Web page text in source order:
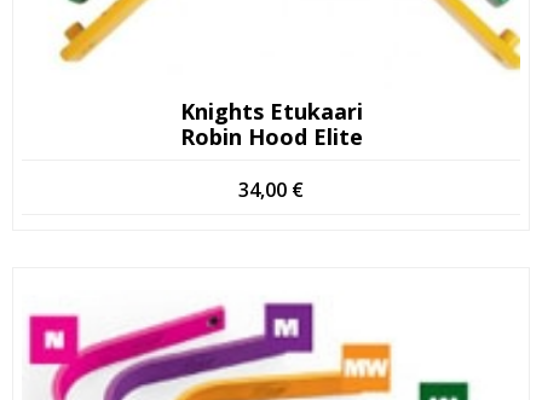
Knights Etukaari
Robin Hood Elite
34,00 €